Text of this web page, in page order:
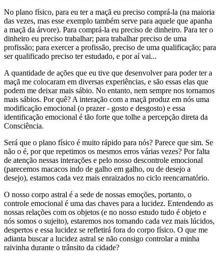
No plano físico, para eu ter a maçã eu preciso comprá-la (na maioria
das vezes, mas esse exemplo também serve para aquele que apanha
a maçã da árvore). Para comprá-la eu preciso de dinheiro. Para ter o
dinheiro eu preciso trabalhar; para trabalhar preciso de uma
profissão; para exercer a profissão, preciso de uma qualificação; para
ser qualificado preciso ter estudado, e por aí vai...
A quantidade de ações que eu tive que desenvolver para poder ter a
maçã me colocaram em diversas experiências, e são essas elas que
podem me deixar mais sábio. No entanto, nem sempre nos tornamos
mais sábios. Por quê? A interação com a maçã produz em nós uma
modificação emocional (o prazer - gosto e desgosto) e essa
identificação emocional é tão forte que tolhe a percepção direta da
Consciência.
Será que o plano físico é muito rápido para nós? Parece que sim. Se
não o é, por que repetimos os mesmos erros várias vezes? Por falta
de atenção nessas interações e pelo nosso descontrole emocional
(parecemos macacos indo de galho em galho, ou de desejo a
desejo), estamos cada vez mais enraizados no ciclo reencarnatório.
O nosso corpo astral é a sede de nossas emoções, portanto, o
controle emocional é uma das chaves para a lucidez. Entendendo as
nossas relações com os objetos (e no nosso estudo tudo é objeto e
nós somos o sujeito), estaremos nos tornando cada vez mais lúcidos,
despertos e essa lucidez se refletirá fora do corpo físico. O que me
adianta buscar a lucidez astral se não consigo controlar a minha
raivinha durante o trânsito da cidade?